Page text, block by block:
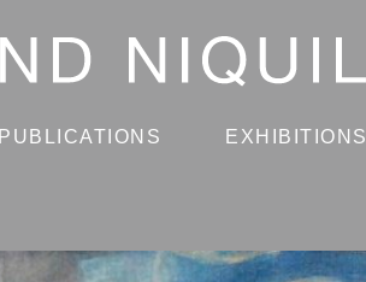
PUBLICATIONS EXHIBITIONS